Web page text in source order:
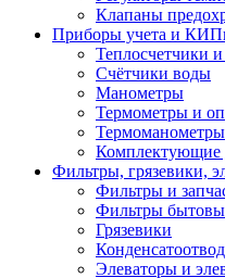
Клапаны
Приборы учета и
Теплосчетчики
Счётчики воды
Манометры
Термометры и
Термоманометры
Фильтры, грязевики,
Фильтры и
Фильтры
Грязевики
Элеваторы и